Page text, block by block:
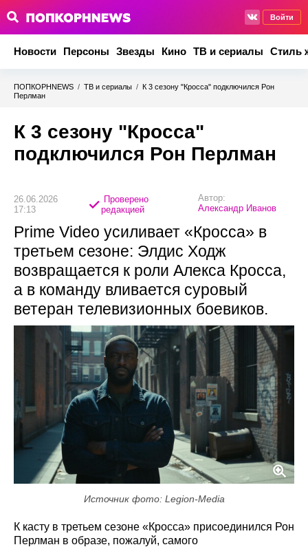
Войти
Новости Персоны Звезды Кино ТВ и сериалы Стиль
ПОПКОРНNEWS / ТВ и сериалы / К 3 сезону "Кросса" подключился Рон
Перлман
К 3 сезону "Кросса"
подключился Рон Перлман
26.06.2026
17:13
Проверено
редакцией
Автор:
Александр Иванов
Prime Video усиливает «Кросса» в
третьем сезоне: Элдис Ходж
возвращается к роли Алекса Кросса,
а в команду вливается суровый
ветеран телевизионных боевиков.
Источник фото: Legion-Media
К касту в третьем сезоне «Кросса» присоединился Рон
Перлман в образе, пожалуй, самого